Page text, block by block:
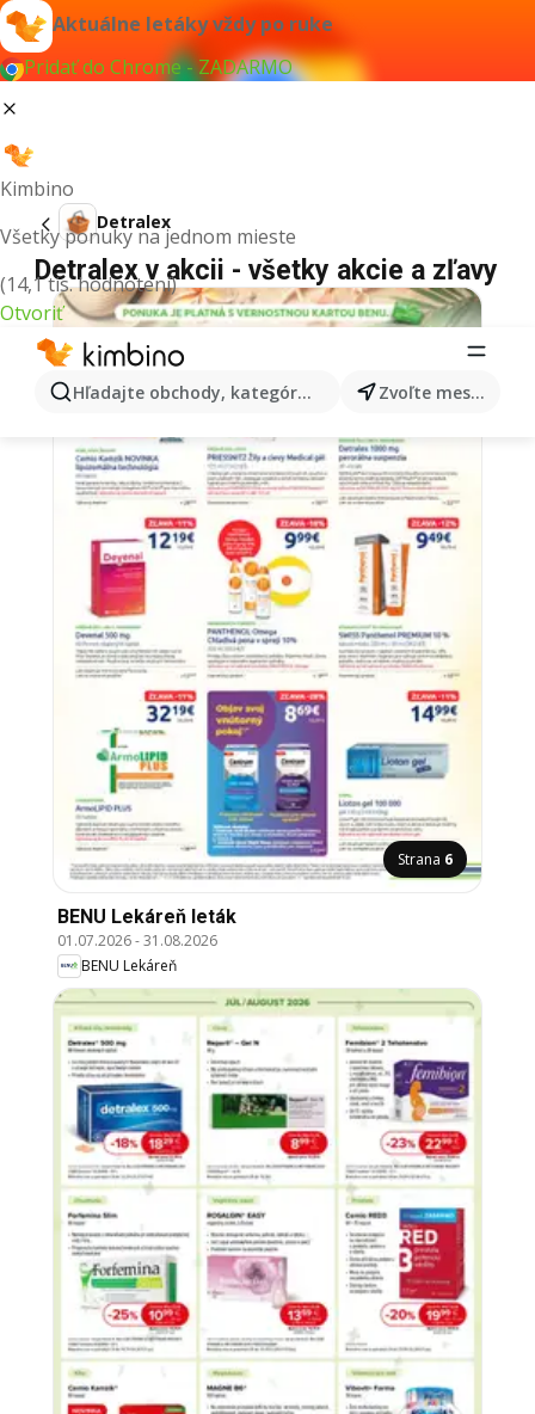
Aktuálne letáky vždy po ruke
Pridať do Chrome - ZADARMO
Kimbino
Všetky ponuky na jednom mieste
(14,1 tis. hodnotení)
Otvoriť
Hľadajte obchody, kategórie, produkty... Zvoľte mesto
Detralex
Detralex v akcii - všetky akcie a zľavy
Strana 6
BENU Lekáreň leták
01.07.2026-31.08.2026
BENU Lekáreň